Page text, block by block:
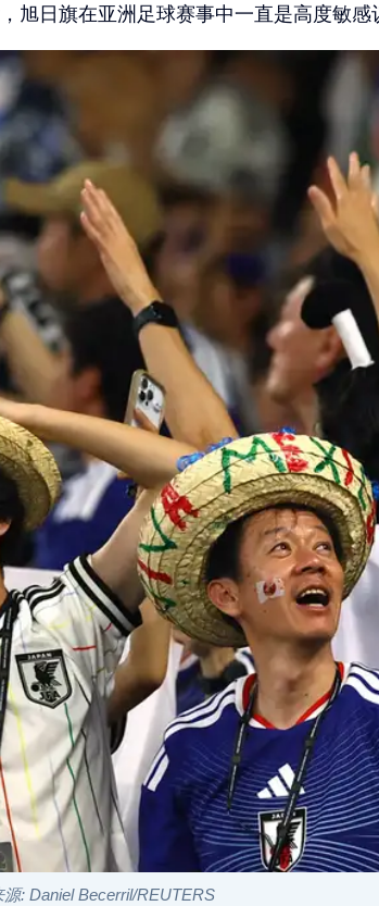
旭日旗在亚洲足球赛事中一直是高度敏感
源: Daniel Becerril/REUTERS